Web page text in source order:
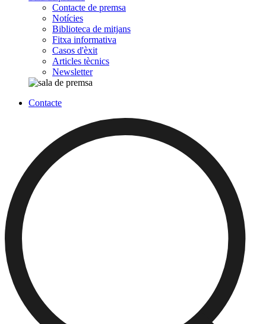
Contacte de premsa
Notícies
Biblioteca de mitjans
Fitxa informativa
Casos d'èxit
Articles tècnics
Newsletter
Contacte